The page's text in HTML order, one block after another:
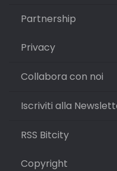
Partnership
Privacy
Collabora con noi
Iscriviti alla
RSS Bitcity
Copyright